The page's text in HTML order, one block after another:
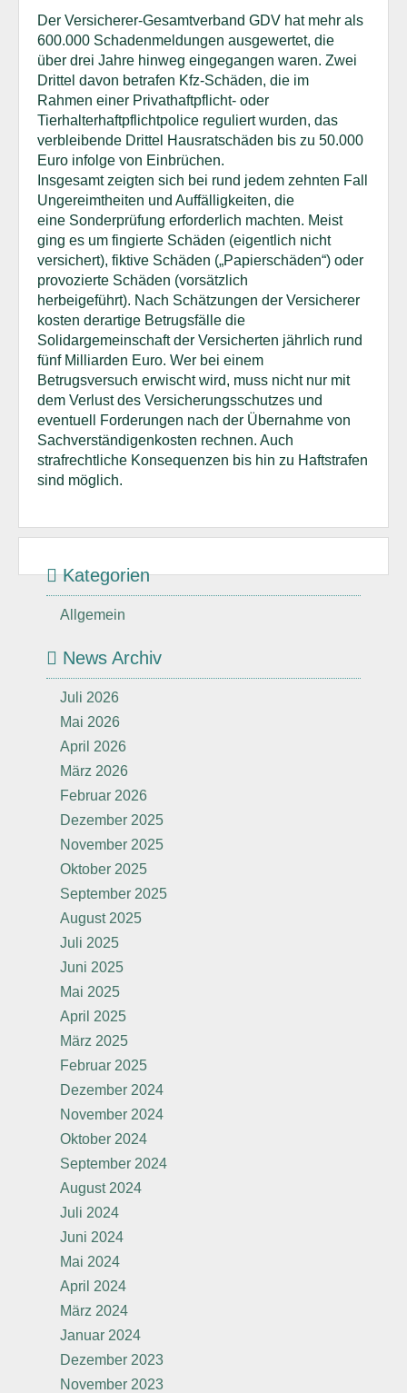
Der Versicherer-Gesamtverband GDV hat mehr als
600.000 Schadenmeldungen ausgewertet, die
über drei Jahre hinweg eingegangen waren. Zwei
Drittel davon betrafen Kfz-Schäden, die im
Rahmen einer Privathaftpflicht- oder
Tierhalterhaftpflichtpolice reguliert wurden, das
verbleibende Drittel Hausratschäden bis zu 50.000
Euro infolge von Einbrüchen.
Insgesamt zeigten sich bei rund jedem zehnten Fall
Ungereimtheiten und Auffälligkeiten, die
eine Sonderprüfung erforderlich machten. Meist
ging es um fingierte Schäden (eigentlich nicht
versichert), fiktive Schäden („Papierschäden“) oder
provozierte Schäden (vorsätzlich
herbeigeführt). Nach Schätzungen der Versicherer
kosten derartige Betrugsfälle die
Solidargemeinschaft der Versicherten jährlich rund
fünf Milliarden Euro. Wer bei einem
Betrugsversuch erwischt wird, muss nicht nur mit
dem Verlust des Versicherungsschutzes und
eventuell Forderungen nach der Übernahme von
Sachverständigenkosten rechnen. Auch
strafrechtliche Konsequenzen bis hin zu Haftstrafen
sind möglich.
Kategorien
Allgemein
News Archiv
Juli 2026
Mai 2026
April 2026
März 2026
Februar 2026
Dezember 2025
November 2025
Oktober 2025
September 2025
August 2025
Juli 2025
Juni 2025
Mai 2025
April 2025
März 2025
Februar 2025
Dezember 2024
November 2024
Oktober 2024
September 2024
August 2024
Juli 2024
Juni 2024
Mai 2024
April 2024
März 2024
Januar 2024
Dezember 2023
November 2023